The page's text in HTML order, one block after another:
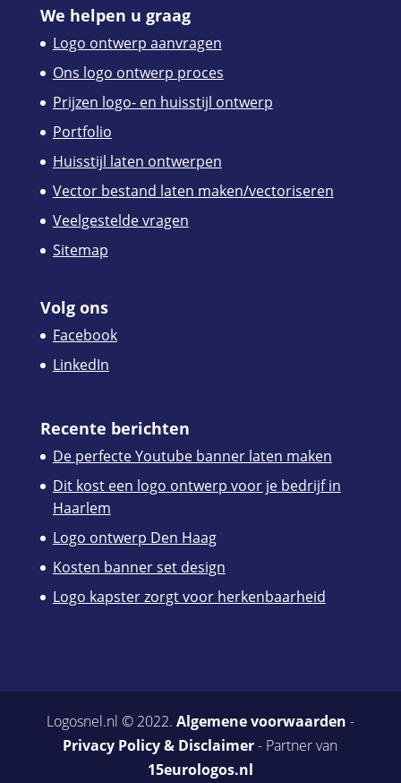
We helpen u graag
Logo ontwerp aanvragen
Ons logo ontwerp proces
Prijzen logo- en huisstijl ontwerp
Portfolio
Huisstijl laten ontwerpen
Vector bestand laten maken/vectoriseren
Veelgestelde vragen
Sitemap
Volg ons
Facebook
LinkedIn
Recente berichten
De perfecte Youtube banner laten maken
Dit kost een logo ontwerp voor je bedrijf in
Haarlem
Logo ontwerp Den Haag
Kosten banner set design
Logo kapster zorgt voor herkenbaarheid
Logosnel.nl © 2022. Algemene voorwaarden -
Privacy Policy & Disclaimer- Partner van
15eurologos.nl